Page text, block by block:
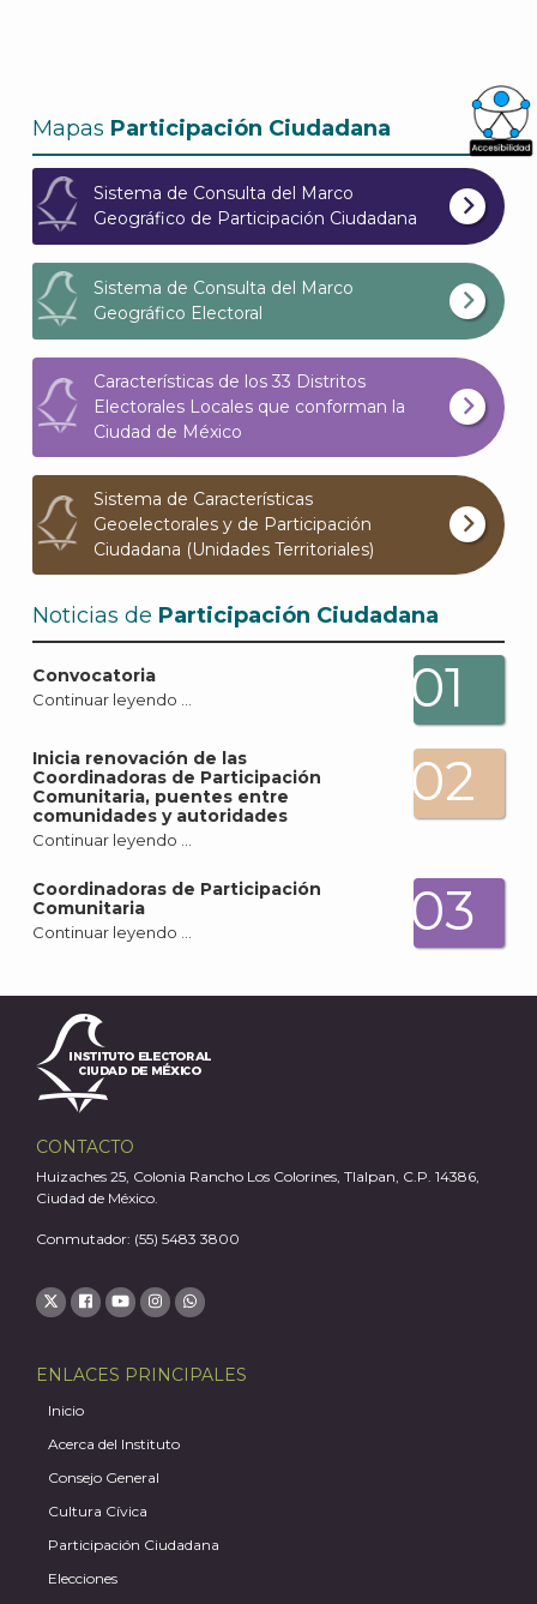
Mapas Participación Ciudadana
Sistema de Consulta del Marco
Geográfico de Participación Ciudadana
Sistema de Consulta del Marco
Geográfico Electoral
Características de los 33 Distritos
Electorales Locales que conforman la
Ciudad de México
Sistema de Características
Geoelectorales y de Participación
Ciudadana (Unidades Territoriales)
Noticias de Participación Ciudadana
Convocatoria
Continuar leyendo … 01
Inicia renovación de las
Coordinadoras de Participación
Comunitaria, puentes entre
comunidades y autoridades
Continuar leyendo …
02
Coordinadoras de Participación
Comunitaria
Continuar leyendo … 03
CONTACTO
Huizaches 25, Colonia Rancho Los Colorines, Tlalpan, C.P. 14386,
Ciudad de México.
Conmutador: (55) 5483 3800
ENLACES PRINCIPALES
Inicio
Acerca del Instituto
Consejo General
Cultura Cívica
Participación Ciudadana
Elecciones